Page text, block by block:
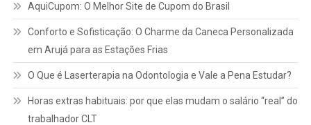
AquiCupom: O Melhor Site de Cupom do Brasil
Conforto e Sofisticação: O Charme da Caneca Personalizada
em Arujá para as Estações Frias
O Que é Laserterapia na Odontologia e Vale a Pena Estudar?
Horas extras habituais: por que elas mudam o salário “real” do
trabalhador CLT